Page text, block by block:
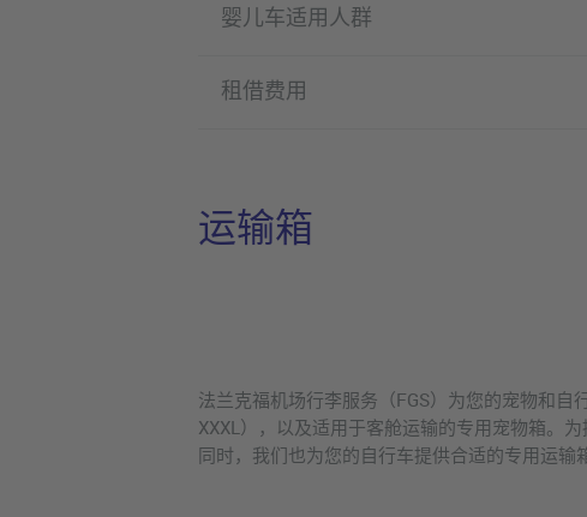
婴儿车适用人群
租借费用
运输箱
法兰克福机场行李服务（FGS）为您的宠物和
XXXL），以及适用于客舱运输的专用宠物箱。
同时，我们也为您的自行车提供合适的专用运输